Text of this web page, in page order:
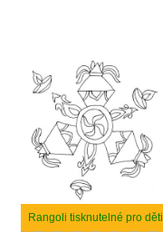
Rangoli tisknutelné pro děti